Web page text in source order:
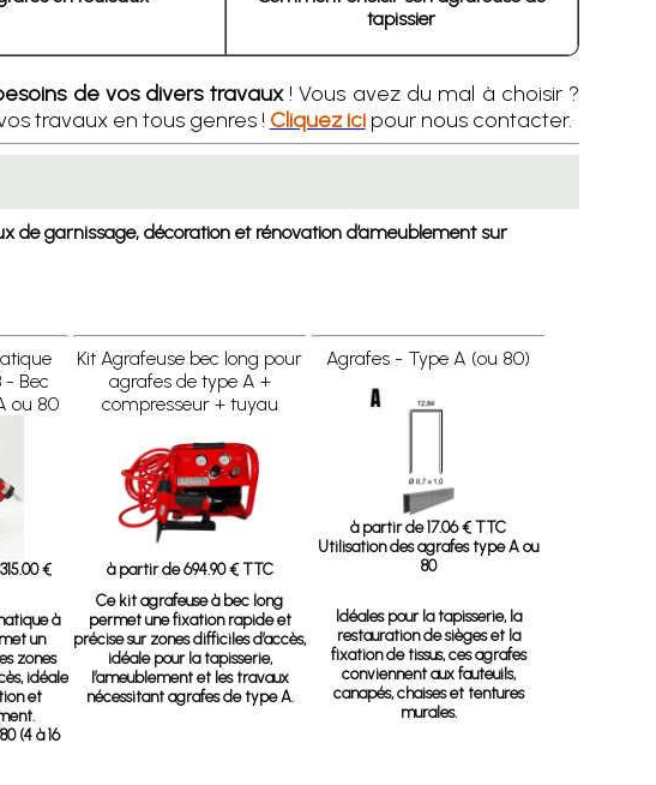
tapissier
de vos divers travaux! Vous avez du mal à choisir ?
travaux en tous genres ! Cliquez icipour nous contacter.
garnissage, décoration et rénovation d’ameublement sur
- Bec
ou 80
€
à
un
zones
idéale
et
(4 à 16
Kit Agrafeuse bec long pour
agrafes de type A +
compresseur + tuyau
à partir de 694.90 € TTC
Ce kit agrafeuse à bec long
permet une fixation rapide et
précise sur zones difficiles d’accès,
idéale pour la tapisserie,
l’ameublement et les travaux
nécessitant agrafes de type A.
Agrafes - Type A (ou 80)
à partir de 17.06 € TTC
Utilisation des agrafes type A ou
80
Idéales pour la tapisserie, la
restauration de sièges et la
fixation de tissus, ces agrafes
conviennent aux fauteuils,
canapés, chaises et tentures
murales.